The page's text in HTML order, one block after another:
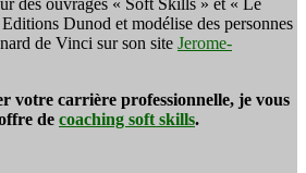
Dunod et modélise des personnes
de Vinci sur son site Jerome-
votre carrière professionnelle, je vous
de coaching soft skills.